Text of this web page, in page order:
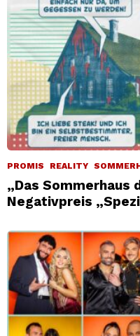
PROMIS REALITY
„Das Sommerhaus
Negativpreis